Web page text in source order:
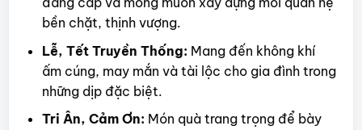
bền chặt, thịnh vượng.
Lễ, Tết Truyền Thống: Mang đến không khí
ấm cúng, may mắn và tài lộc cho gia đình trong
những dịp đặc biệt.
Tri Ân, Cảm Ơn: Món quà trang trọng để bày